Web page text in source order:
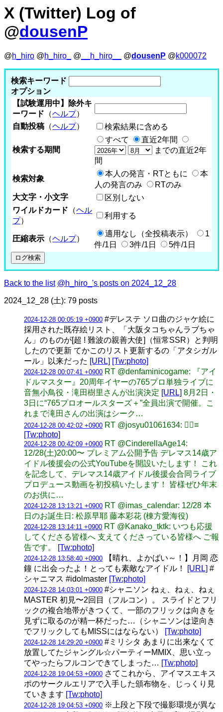
X (Twitter) Log of
@dousenP
@h_hiro @h_hiro_ @ __h_hiro__ @dousenP @k000072
検索キーワード
オプション
【試験運用中】除外キ
ーワード （ヘルプ）
自動投稿 （ヘルプ） 検索結果に含める
検索する期間
すべて
直近2年間
までの直近2年
間
検索対象
本人の発言・RTともに
本
人の発言のみ
RTのみ
大文字・小文字
区別しない
ワイルドカード （ヘル
プ）
利用する
圧縮表示 （ヘルプ）
適用なし（全投稿表示）
1
件/1日
3件/1日 5件/1日
Back to the list @h_hiro_'s posts on 2024_12_28
2024_12_28 (土): 79 posts
2024-12-28 00:05:19 +0900 #デレステ ソロ曲のジャケ絵に
採用された既存絵リスト、「大阪タコちゃんラブちゃ
ん」のものが[超 ! 難波の親善大使]（恒常SSR）と判明
したので更新 てかこのリスト更新するの「アタシガル
ール」以来だった [URL] [Tw:photo]
2024-12-28 00:07:41 +0900 RT @denfaminicogame: 『アイ
ドルマスター』20周年イヤーの765プロ単独ライブに
音無小鳥役・滝田樹里さんが出演決定 [URL] 8月2日・
3日に“765プロオールスターズ＋”全員出演で開催。こ
れまで滝田さんの出演はシーク…
2024-12-28 00:42:02 +0900 RT @josyu01061634: 🏃‍♀️≡
[Tw:photo]
2024-12-28 00:42:09 +0900 RT @CinderellaAge14:
12/28(土)20:00〜 プレミアム公開予告 デレマス14歳ア
イドル後援会の公式YouTubeを開設いたします！ これ
を記念して、デレマス14歳アイドル後援会合同ライブ
プロデュース動画を初投稿いたします！ 皆様ぜひ年末
のお供に…
2024-12-28 13:13:21 +0900 RT @imas_calendar: 12/28 本
日のお誕生日: 松原早耶 藤本彩花 (棟方愛海役)
2024-12-28 13:14:11 +0900 RT @Kanako_tktk: いつも応援
してくださる皆様へ 支えてくださっている皆様へ ご報
告です。
[Tw:photo]
2024-12-28 13:58:40 +0900 【晴れ、よかばい～！】月岡 恋
鐘 に出会ったよ！とっても素敵なアイドル！
[URL] #
シャニマス #idolmaster [Tw:photo]
2024-12-28 14:03:01 +0900 #シャニソン ねぇ、ねぇ、ねぇ
MASTER 初見〜2回目（フルコン）。 スライドとフリ
ックの複合地帯がきつくて、一部のフリックは向きを
見ずに取るのが精一杯だった…（シャニソンは逆向き
でフリックしてもMISSにはならない）
[Tw:photo]
2024-12-28 14:29:20 +0900 #ミリシタ あまりに出来なくて
放置してたジャングル☆パーティーMMIX、思い立っ
てやったらフルコンできてしまった… [Tw:photo]
2024-12-28 19:04:53 +0900 さてこれから、アイマスエキス
ポのサークルエリアで入手した頒布物を、じっくり見
ていきます [Tw:photo]
2024-12-28 19:04:53 +0900 ※上段と下段で撮影環境が異な